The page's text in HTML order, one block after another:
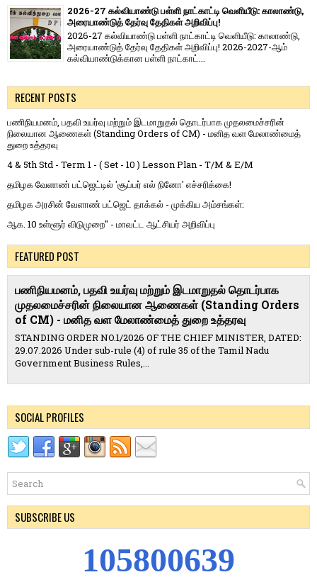
2026-27 கல்வியாண்டு பள்ளி நாட்காட்டி வெளியீடு: காலாண்டு,
அரையாண்டுத் தேர்வு தேதிகள் அறிவிப்பு!
2026-27 கல்வியாண்டு பள்ளி நாட்காட்டி வெளியீடு: காலாண்டு,
அரையாண்டுத் தேர்வு தேதிகள் அறிவிப்பு! 2026-2027-ஆம்
கல்வியாண்டுக்கான பள்ளி நாட்காட்...
RECENT POSTS
பணிநியமனம், பதவி உயர்வு மற்றும் இடமாறுதல் தொடர்பாக முதலமைச்சரின்
நிலையான ஆணைகள் (Standing Orders of CM) - மனித வள மேலாண்மைத்
துறை உத்தரவு
4 & 5th Std - Term 1 - ( Set - 10 ) Lesson Plan - T/M & E/M
தமிழக வேளாண் பட்ஜெட்டில் 'சூப்பர் எல் நினோ' எச்சரிக்கை!
தமிழக அரசின் வேளாண் பட்ஜெட் தாக்கல் - முக்கிய அம்சங்கள்:
ஆக. 10 உள்ளூர் விடுமுறை" - மாவட்ட ஆட்சியர் அறிவிப்பு
FEATURED POST
பணிநியமனம், பதவி உயர்வு மற்றும் இடமாறுதல் தொடர்பாக
முதலமைச்சரின் நிலையான ஆணைகள் (Standing Orders
of CM) - மனித வள மேலாண்மைத் துறை உத்தரவு
STANDING ORDER NO.1/2026 OF THE CHIEF MINISTER, DATED:
29.07.2026 Under sub-rule (4) of rule 35 of the Tamil Nadu
Government Business Rules,...
SOCIAL PROFILES
SUBSCRIBE US
105800639